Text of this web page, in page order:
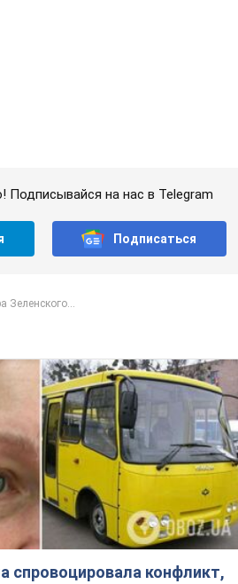
конфликт,
языке в маршрутке:
административный
патрульные полицейские и
группа
глупы": в
автобуса
к украинским
за это.
конфликта с